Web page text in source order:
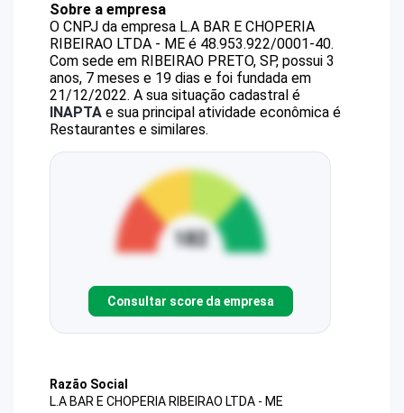
Sobre a empresa
O CNPJ da empresa L.A BAR E CHOPERIA
RIBEIRAO LTDA - ME é 48.953.922/0001-40.
Com sede em RIBEIRAO PRETO, SP, possui 3
anos, 7 meses e 19 dias e foi fundada em
21/12/2022. A sua situação cadastral é
INAPTA e sua principal atividade econômica é
Restaurantes e similares.
Consultar score da empresa
Razão Social
L.A BAR E CHOPERIA RIBEIRAO LTDA - ME